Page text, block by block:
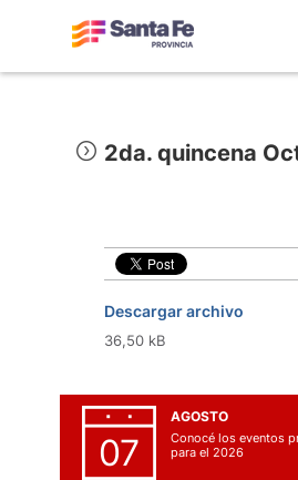
2da. quincena
Descargar archivo
36,50 kB
07
AGOSTO
Conocé los eventos
para el 2026